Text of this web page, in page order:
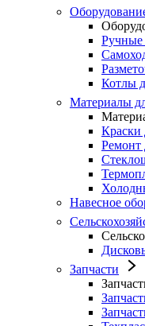
Котлы
Материалы
Краски
Ремонт
Навесное
Запчасти